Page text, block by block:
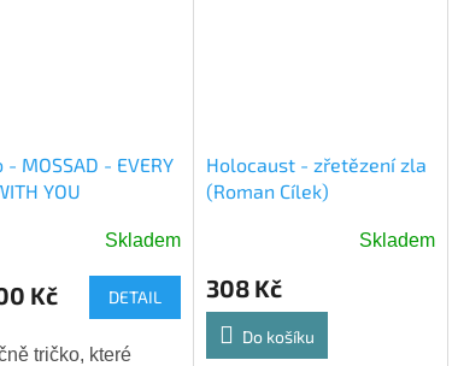
- MOSSAD - EVERY
YOU
Skladem
Kč DETAIL
tričko, které
Holocaust - zřetězení zla
(Roman Cílek)
Skladem
308 Kč
Do košíku